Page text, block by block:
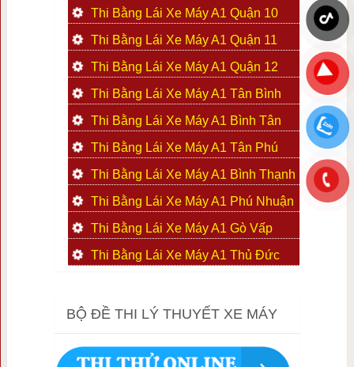
Thi Bằng Lái Xe Máy A1 Quận 10
Thi Bằng Lái Xe Máy A1 Quận 11
Thi Bằng Lái Xe Máy A1 Quận 12
Thi Bằng Lái Xe Máy A1 Tân Bình
Thi Bằng Lái Xe Máy A1 Bình Tân
Thi Bằng Lái Xe Máy A1 Tân Phú
Thi Bằng Lái Xe Máy A1 Bình Thạnh
Thi Bằng Lái Xe Máy A1 Phú Nhuận
Thi Bằng Lái Xe Máy A1 Gò Vấp
Thi Bằng Lái Xe Máy A1 Thủ Đức
BỘ ĐỀ THI LÝ THUYẾT XE MÁY